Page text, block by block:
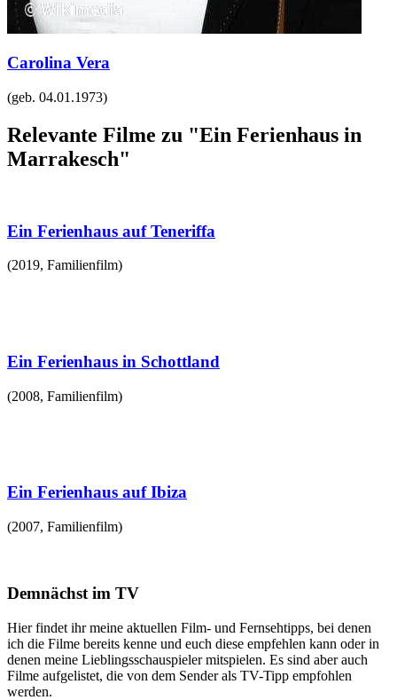
Carolina Vera
(geb. 04.01.1973)
Relevante Filme zu "Ein Ferienhaus in
Marrakesch"
Ein Ferienhaus auf Teneriffa
(2019, Familienfilm)
Ein Ferienhaus in Schottland
(2008, Familienfilm)
Ein Ferienhaus auf Ibiza
(2007, Familienfilm)
Demnächst im TV
Hier findet ihr meine aktuellen Film- und Fernsehtipps, bei denen
ich die Filme bereits kenne und euch diese empfehlen kann oder in
denen meine Lieblingsschauspieler mitspielen. Es sind aber auch
Filme aufgelistet, die von dem Sender als TV-Tipp empfohlen
werden.